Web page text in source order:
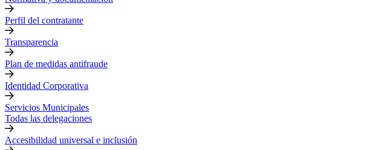
Perfil del contratante
Transparencia
Plan de medidas antifraude
Identidad Corporativa
Servicios Municipales
Todas las delegaciones
Accesibilidad universal e inclusión